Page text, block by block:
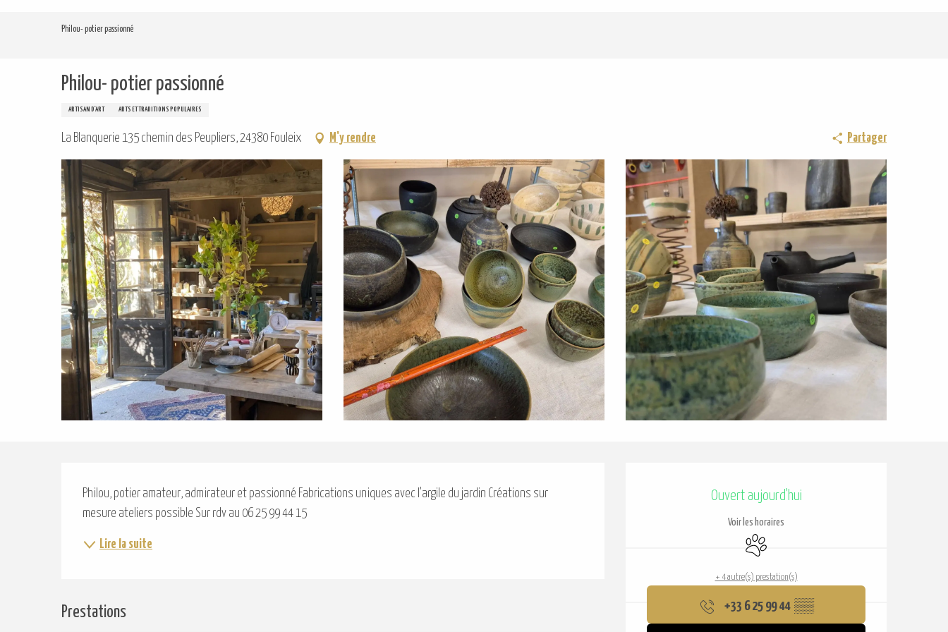
Philou- potier passionné
Philou- potier passionné
ARTISAN D'ART ARTS ET TRADITIONS POPULAIRES
La Blanquerie 135 chemin des Peupliers, 24380 Fouleix M'y rendre Partager
Ouverture et coordonnées
Ouvert aujourd'hui
Voir les horaires
Animaux acceptés
+ 4 autre(s) prestation(s)
+33 6 25 99 44 ▒▒
Description
Philou, potier amateur, admirateur et passionné Fabrications uniques avec l'argile du jardin Créations sur
mesure ateliers possible Sur rdv au 06 25 99 44 15
Lire la suite
Prestations